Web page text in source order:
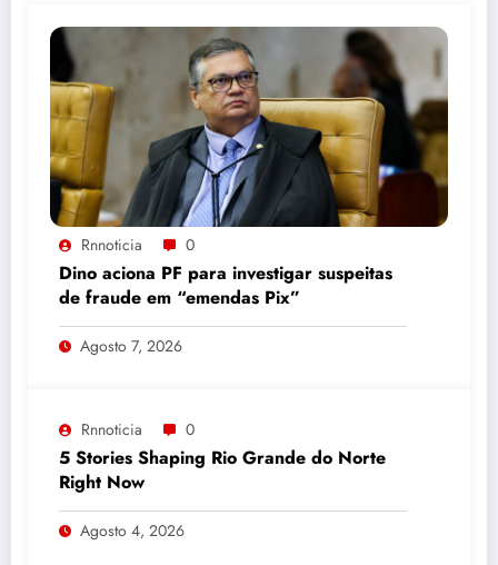
Rnnoticia 0
Dino aciona PF para investigar suspeitas
de fraude em “emendas Pix”
Agosto 7, 2026
Rnnoticia 0
5 Stories Shaping Rio Grande do Norte
Right Now
Agosto 4, 2026